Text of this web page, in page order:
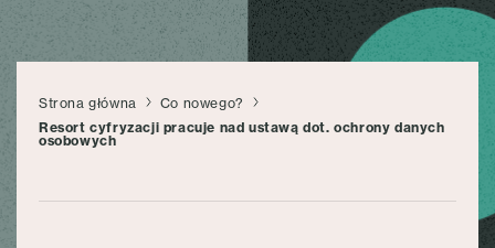
Strona główna
Co nowego?
Resort cyfryzacji pracuje nad ustawą dot. ochrony danych
osobowych